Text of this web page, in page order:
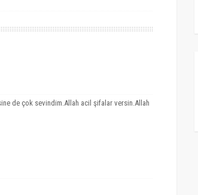
de çok sevindim.Allah acil şifalar versin.Allah